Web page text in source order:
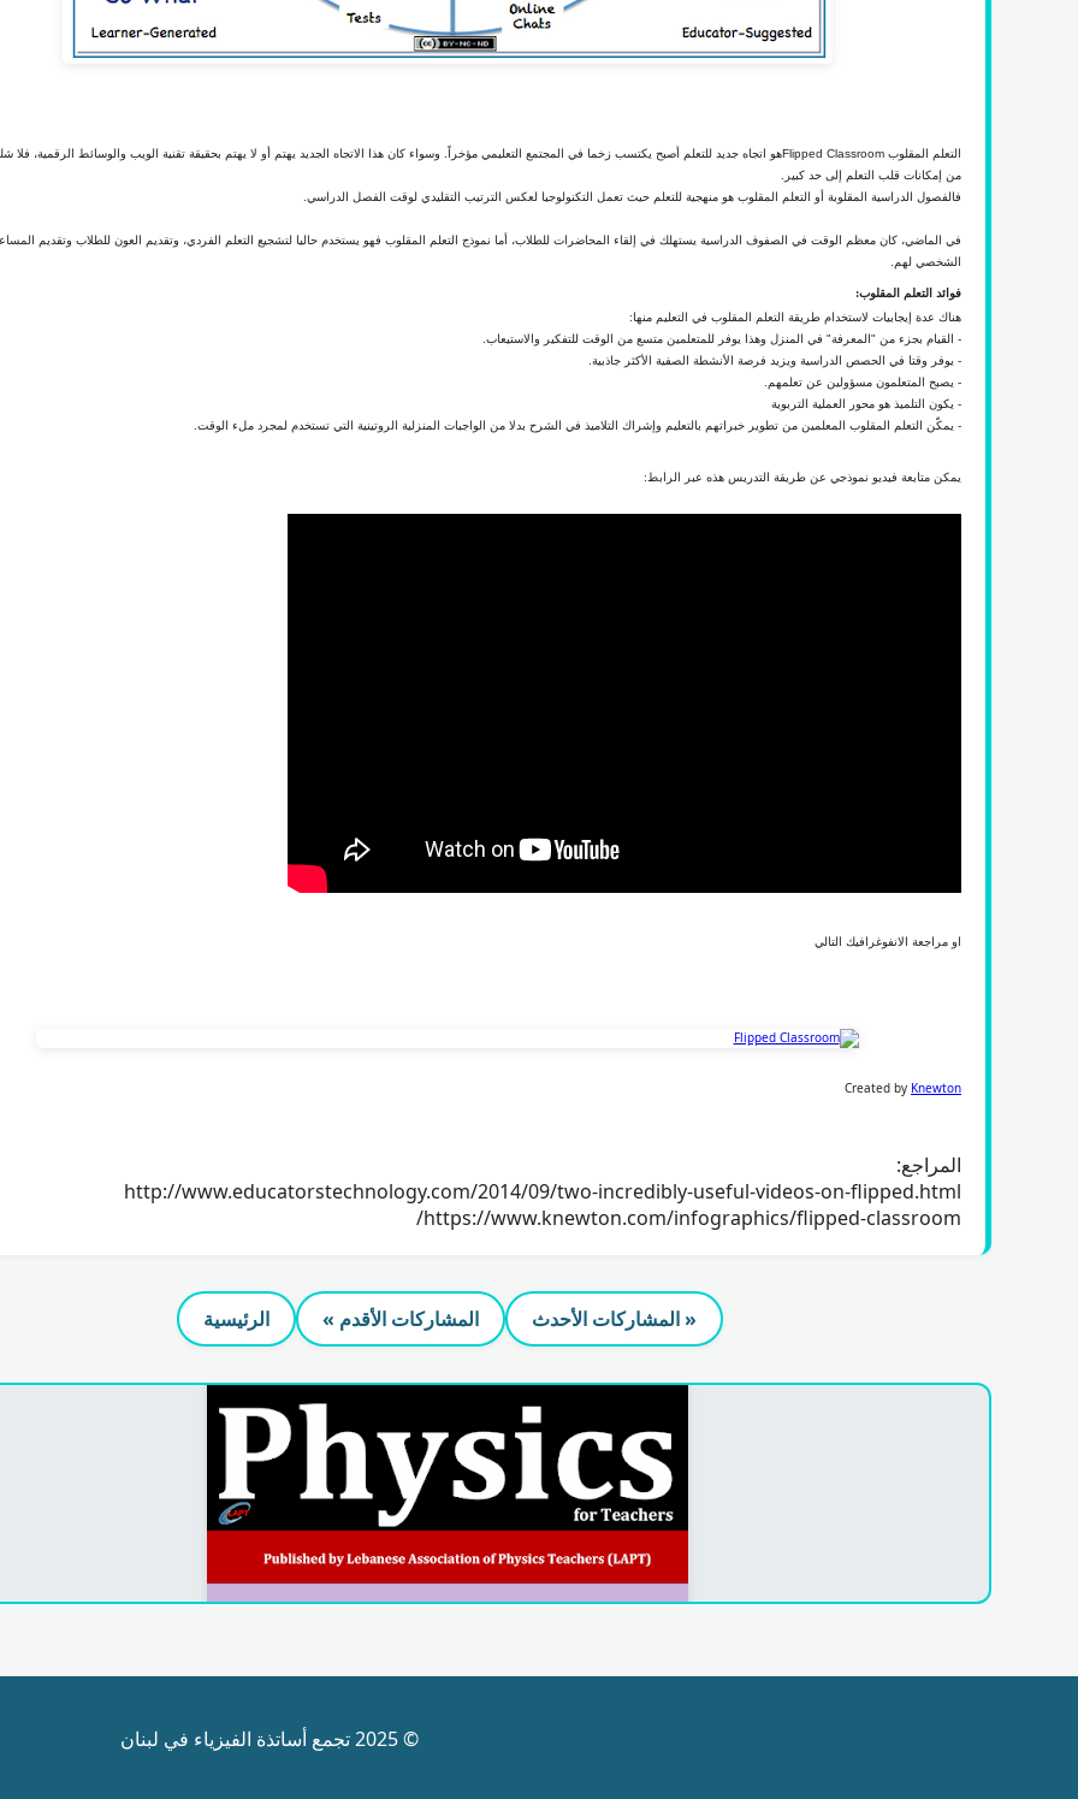
التعلم المقلوب Flipped Classroomهو اتجاه جديد للتعلم أصبح يكتسب زخما في المجتمع التعليمي مؤخراً. وسواء كان هذا الاتجاه الجديد يهتم أو لا يهتم بحقيقة تقنية الويب والوسائط الرقمية، فلا
من إمكانات قلب التعلم إلى حد كبير.
فالفصول الدراسية المقلوبة أو التعلم المقلوب هو منهجية للتعلم حيث تعمل التكنولوجيا لعكس الترتيب التقليدي لوقت الفصل الدراسي.
في الماضي، كان معظم الوقت في الصفوف الدراسية يستهلك في إلقاء المحاضرات للطلاب، أما نموذج التعلم المقلوب فهو يستخدم حاليا لتشجيع التعلم الفردي، وتقديم العون للطلاب وتقديم
الشخصي لهم.
فوائد التعلم المقلوب:
هناك عدة إيجابيات لاستخدام طريقة التعلم المقلوب في التعليم منها:
- القيام بجزء من "المعرفة" في المنزل وهذا يوفر للمتعلمين متسع من الوقت للتفكير والاستيعاب.
- يوفر وقتا في الحصص الدراسية ويزيد فرصة الأنشطة الصفية الأكثر جاذبية.
- يصبح المتعلمون مسؤولين عن تعلمهم.
- يكون التلميذ هو محور العملية التربوية
- يمكّن التعلم المقلوب المعلمين من تطوير خبراتهم بالتعليم وإشراك التلاميذ في الشرح بدلا من الواجبات المنزلية الروتينية التي تستخدم لمجرد ملء الوقت.
يمكن متابعة فيديو نموذجي عن طريقة التدريس هذه عبر الرابط:
او مراجعة الانفوغرافيك التالي
Created by Knewton
المراجع:
http://www.educatorstechnology.com/2014/09/two-incredibly-useful-videos-on-flipped.html
https://www.knewton.com/infographics/flipped-classroom/
« المشاركات الأحدث المشاركات الأقدم » الرئيسية
© 2025 تجمع أساتذة الفيزياء في لبنان